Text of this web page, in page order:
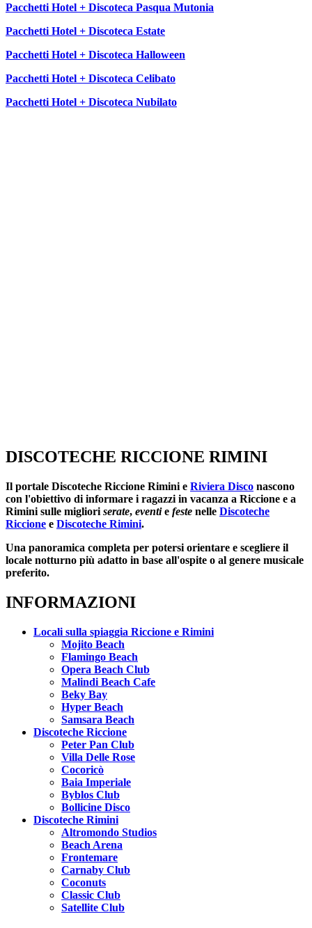
Pacchetti Hotel + Discoteca Pasqua Mutonia
Pacchetti Hotel + Discoteca Estate
Pacchetti Hotel + Discoteca Halloween
Pacchetti Hotel + Discoteca Celibato
Pacchetti Hotel + Discoteca Nubilato
DISCOTECHE RICCIONE RIMINI
Il portale Discoteche Riccione Rimini e Riviera Disco nascono
con l'obiettivo di informare i ragazzi in vacanza a Riccione e a
Rimini sulle migliori serate, eventie feste nelle Discoteche
Riccione e Discoteche Rimini.
Una panoramica completa per potersi orientare e scegliere il
locale notturno più adatto in base all'ospite o al genere musicale
preferito.
INFORMAZIONI
Locali sulla spiaggia Riccione e Rimini
Mojito Beach
Flamingo Beach
Opera Beach Club
Malindi Beach Cafe
Beky Bay
Hyper Beach
Samsara Beach
Discoteche Riccione
Peter Pan Club
Villa Delle Rose
Cocoricò
Baia Imperiale
Byblos Club
Bollicine Disco
Discoteche Rimini
Altromondo Studios
Beach Arena
Frontemare
Carnaby Club
Coconuts
Classic Club
Satellite Club